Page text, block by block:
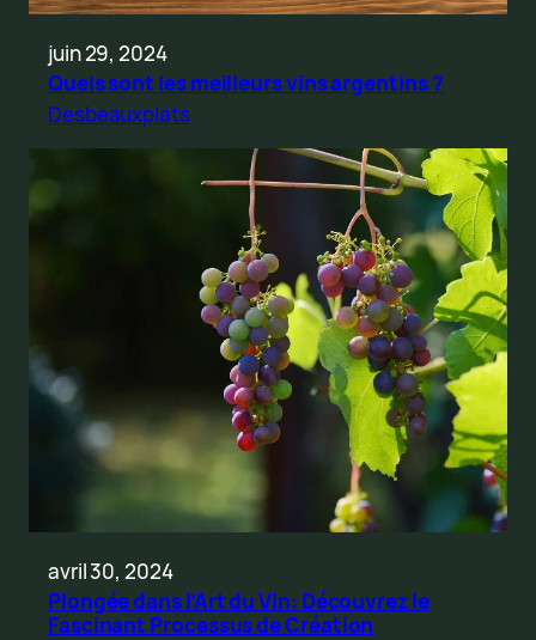
juin 29, 2024
Quels sont les meilleurs vins argentins ?
Desbeauxplats
avril 30, 2024
Plongée dans l’Art du Vin: Découvrez le
Fascinant Processus de Création